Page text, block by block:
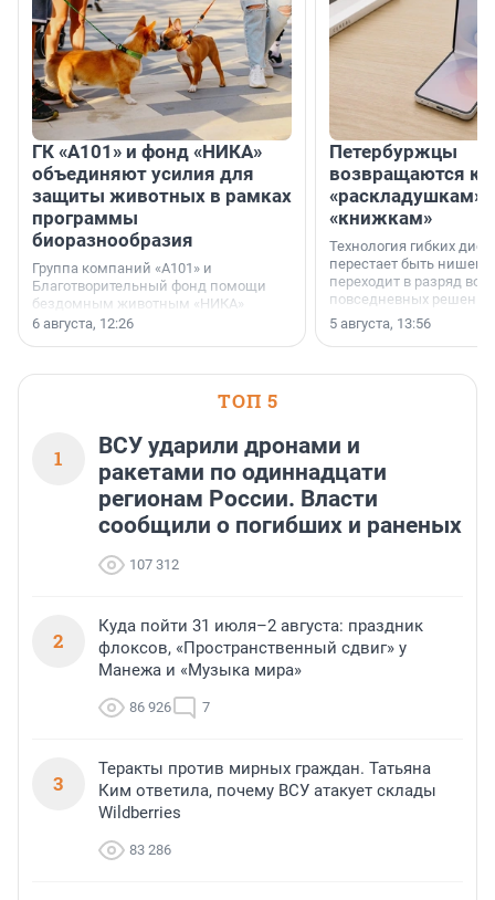
ГК «А101» и фонд «НИКА»
объединяют усилия для
защиты животных в рамках
программы
биоразнообразия
Группа компаний «А101» и
Благотворительный фонд помощи
бездомным животным «НИКА»
заключили соглашение о
6 августа, 12:26
Петербуржцы
возвращаются к
«раскладушкам»
«книжкам»
Технология гибких
перестает быть
переходит в разряд
повседневных
5 августа, 13:56
ТОП 5
1
ВСУ ударили дронами и
ракетами по одиннадцати
регионам России. Власти
сообщили о погибших и раненых
107 312
2
Куда пойти 31 июля–2 августа: праздник
флоксов, «Пространственный сдвиг» у
Манежа и «Музыка мира»
86 926 7
3
Теракты против мирных граждан. Татьяна
Ким ответила, почему ВСУ атакует склады
Wildberries
83 286